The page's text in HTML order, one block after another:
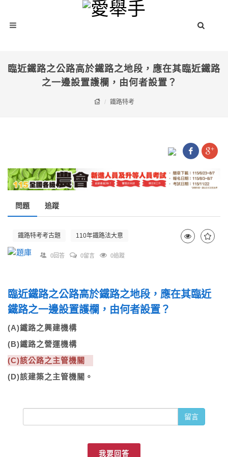
臨近鐵路之公路高於鐵路之地段，應在其臨近鐵路
之一邊設置護欄，由何者設置？
鐵路特考
問題 追蹤
鐵路特考考古題 110年鐵路法大意
0回答 0留言 0追蹤
臨近鐵路之公路高於鐵路之地段，應在其臨近
鐵路之一邊設置護欄，由何者設置？
(A)鐵路之興建機構
(B)鐵路之營運機構
(C)該公路之主管機關
(D)該建築之主管機關。
留言
我要回答